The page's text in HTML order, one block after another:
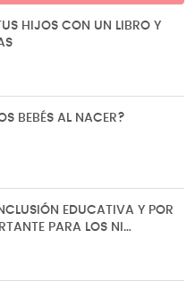
HIJOS CON UN LIBRO Y
BEBÉS AL NACER?
EDUCATIVA Y POR
PARA LOS NI…